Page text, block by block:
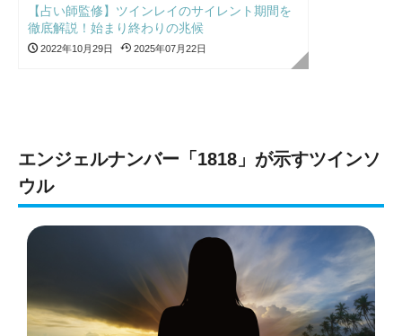
【占い師監修】ツインレイのサイレント期間を
徹底解説！始まり終わりの兆候
2022年10月29日 2025年07月22日
エンジェルナンバー「1818」が示すツインソ
ウル